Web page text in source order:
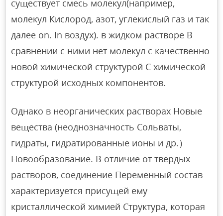
существует смесь молекул(например,
молекул Кислород, азот, углекислый газ и так
далее on. In воздух). в жидком растворе В
сравнении с ними нет молекул с качественно
новой химической структурой С химической
структурой исходных компонентов.
Однако в неорганических растворах Новые
вещества (неоднозначность Сольваты,
гидраты, гидратированные ионы и др.）
Новообразование. В отличие от твердых
растворов, соединение Переменный состав
характеризуется присущей ему
кристаллической химией Структура, которая